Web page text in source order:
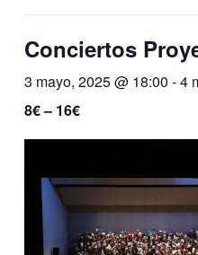
Conciertos
3 mayo, 2025 @ 18:00 -4
8€ – 16€